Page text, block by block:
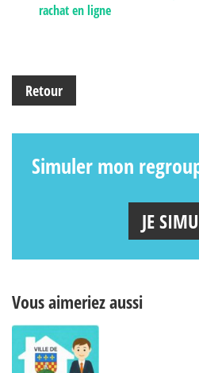
rachat en ligne
Retour
Simuler mon
JE
Vous aimeriez aussi